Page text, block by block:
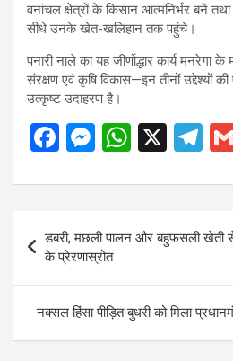
वनांचल क्षेत्रों के किसान आत्मनिर्भर बनें
सीधे उनके खेत-खलिहान तक पहुंचे।
पनारी नाले का यह जीर्णोद्धार कार्य
संरक्षण एवं कृषि विकास—इन तीनों उद्देश्यों
उत्कृष्ट उदाहरण है।
F
ce
b
o
o
k
M
se
n
g
er
W
at
s
A
p
p
X
T
e
gr
a
m
navigation
डबरी, मछली पालन और बहुफसली खेती
के प्रेरणास्रोत
नक्सल हिंसा पीड़ित बुधरी को मिला